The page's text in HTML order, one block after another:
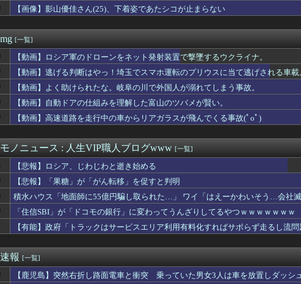
に行ってきます！」私「この時期に？」→ノーマスクで出掛ける姿を見てモ...
』と『ヤクルト燃ゆ』を比較←カープファンの反応「新井監督2年目と似て...
匂ったらこうなるww
シア、じわじわと逝き始める
ャスターの大越健介、高市首相に『爆弾発言』をしてしまう！！！！！
歳でこのお◯ぱいはいかんでしょｗｗｗwｗｗｗｗｗｗｗｗ❤
年以上夫を騙し続けた妻、妻の最後の要求がこれｗｗｗｗ
ャンポケ斎藤「性行為の許諾は取ったことありません」
で巨乳に成長した女の子、両方JC時代の比較写真がこちらｗｗｗｗ
階で人生を確定させるドイツ式の制度、「バカを振い落せるから合理的だ」...
田ぺこら：なんか水着イベント100位以内入ってるんだが？ぺこ！昨日爆...
者のゴールド免許率、６７％ｗｗｗｗ
面の私の父を学校もろくに出ていないんでしょ？」と見下した。しかし父が...
砲された巨人軍のエースさん、隣の女子が絶対に美人だと話題に...
タク男子の理想「ACが好きでスタバより牛丼屋に行きたがる女」、この銀...
歳の芸能人が同窓会に参加した結果ｗｗｗｗｗｗｗｗｗｗｗｗｗｗｗｗ
ブが主人公のゲームにありがちな事
ンピースさん、長すぎるせいで新規ファンがガチで誰もいないｗｗｗｗ
本のライオンさん、溶けるｗｗｗｗｗｗｗｗｗｗｗｗｗｗ
住むための二世帯住宅を建てるという息子が援助を求めてきた。「同額が欲...
デルなんですが、何か質問ありますか？
終戦に立ちはだかる壁、イスラエルはトランプ和平案に「同意せず」！
【画像】影山優佳さん(25)、下着姿であたシコが止まらない
[一覧]
【動画】ロシア軍のドローンをネット発射装置で撃墜するウクライナ。
【動画】逃げる判断はやっ！埼玉でスマホ運転のプリウスに当て逃げされる車載
【動画】よく助けられたな。岐阜の川で外国人が溺れてしまう事故。
【動画】自動ドアの仕組みを理解した富山のツバメが賢い。
【動画】高速道路を走行中の車からリアガラスが飛んでくる事故(ﾟoﾟ)
ノニュース : 人生VIP職人ブログwww [一覧]
【悲報】ロシア、じわじわと逝き始める
【悲報】「果糖」が「がん転移」を促すと判明
積水ハウス「地面師に55億円騙し取られた…」 ワイ「はえーかわいそう…会社滅
「住信SBI」が「ドコモの銀行」に変わってうんざりしてるやつｗｗｗｗｗｗｗ
【有能】政府「トラックはサービスエリア利用有料化すればサボらず走るし流問
報 [一覧]
【鹿児島】突然右折し路面電車と衝突 乗っていた男女3人は車を放置しダッシ